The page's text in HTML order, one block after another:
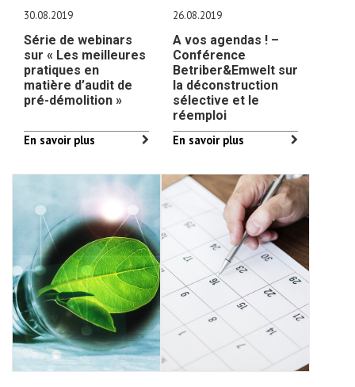
30.08.2019
Série de webinars
sur « Les meilleures
pratiques en
matière d’audit de
pré-démolition »
En savoir plus
26.08.2019
A vos agendas ! –
Conférence
Betriber&Emwelt sur
la déconstruction
sélective et le
réemploi
En savoir plus